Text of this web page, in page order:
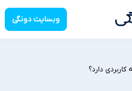
وبسایت دونگی